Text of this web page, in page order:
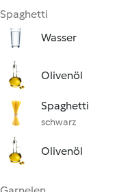
Spaghetti
Wasser
Olivenöl
Spaghetti
schwarz
Olivenöl